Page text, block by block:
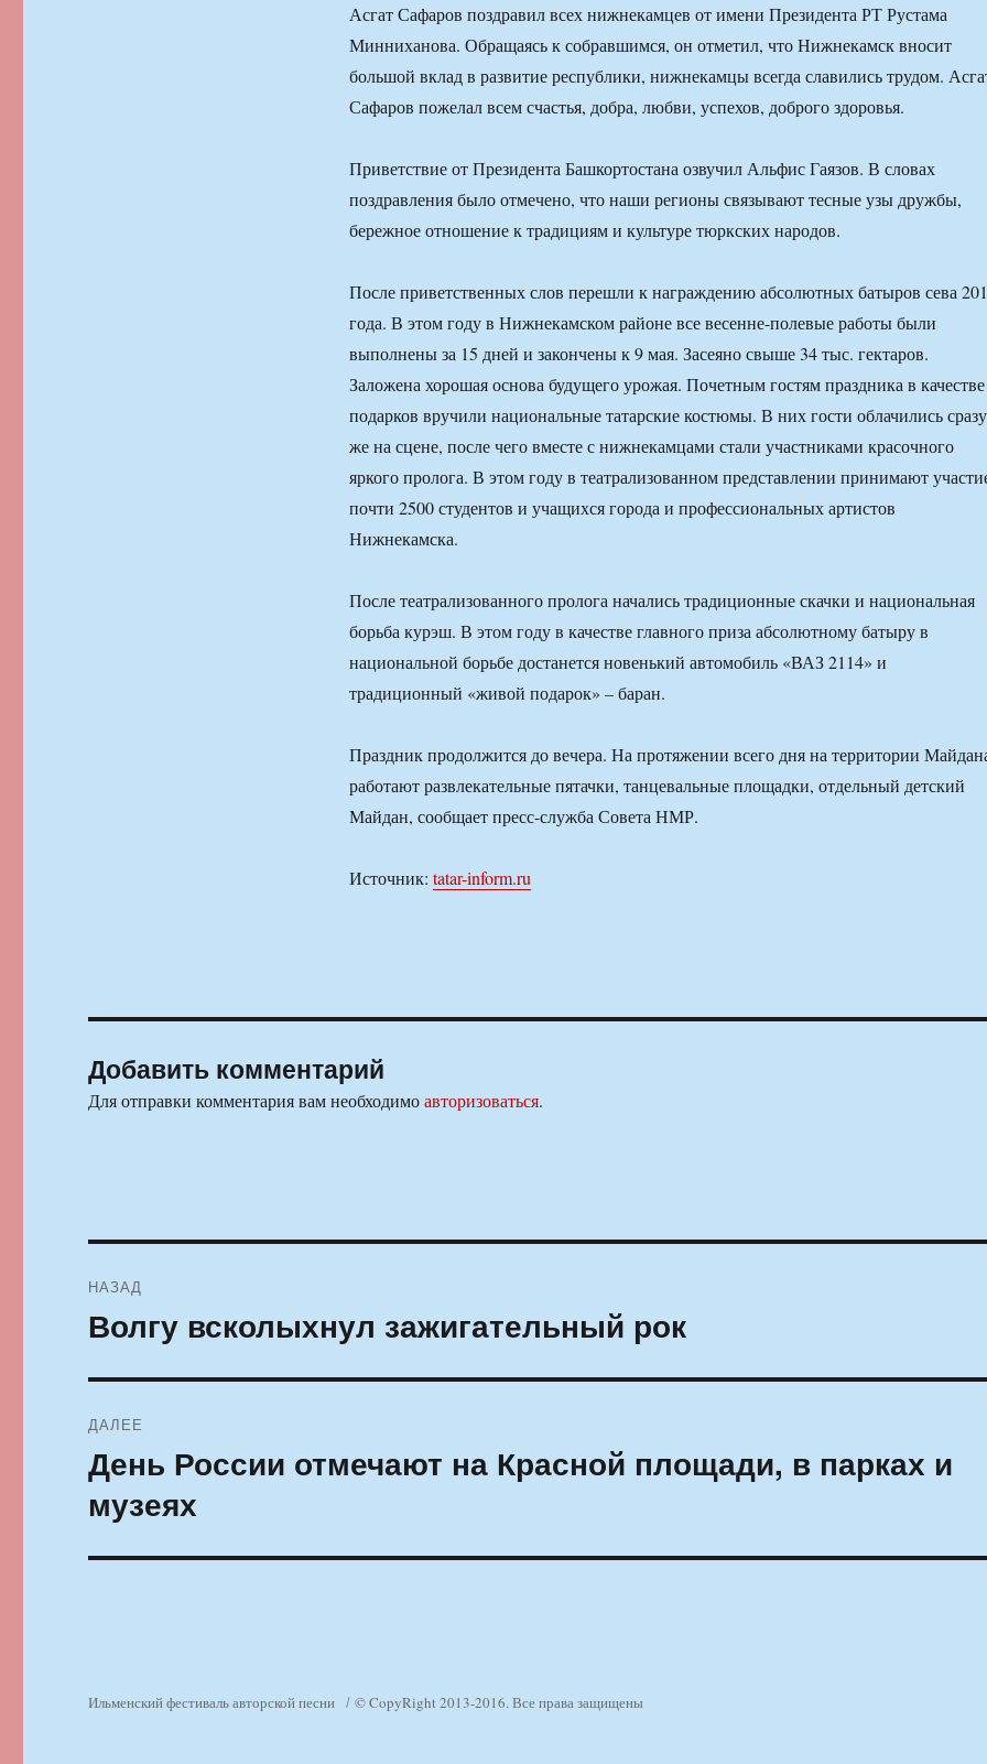
Асгат Сафаров поздравил всех нижнекамцев от имени Президента РТ Рустама
Минниханова. Обращаясь к собравшимся, он отметил, что Нижнекамск вносит
большой вклад в развитие республики, нижнекамцы всегда славились трудом.
Сафаров пожелал всем счастья, добра, любви, успехов, доброго здоровья.
Приветствие от Президента Башкортостана озвучил Альфис Гаязов. В словах
поздравления было отмечено, что наши регионы связывают тесные узы дружбы,
бережное отношение к традициям и культуре тюркских народов.
После приветственных слов перешли к награждению абсолютных батыров сева
года. В этом году в Нижнекамском районе все весенне-полевые работы были
выполнены за 15 дней и закончены к 9 мая. Засеяно свыше 34 тыс. гектаров.
Заложена хорошая основа будущего урожая. Почетным гостям праздника в качестве
подарков вручили национальные татарские костюмы. В них гости облачились сразу
же на сцене, после чего вместе с нижнекамцами стали участниками красочного
яркого пролога. В этом году в театрализованном представлении принимают
почти 2500 студентов и учащихся города и профессиональных артистов
Нижнекамска.
После театрализованного пролога начались традиционные скачки и национальная
борьба курэш. В этом году в качестве главного приза абсолютному батыру в
национальной борьбе достанется новенький автомобиль «ВАЗ 2114» и
традиционный «живой подарок» – баран.
Праздник продолжится до вечера. На протяжении всего дня на территории
работают развлекательные пятачки, танцевальные площадки, отдельный детский
Майдан, сообщает пресс-служба Совета НМР.
Источник: tatar-inform.ru
Добавить комментарий
Для отправки комментария вам необходимоавторизоваться.
по
НАЗАД
Предыдущая
Волгу всколыхнул зажигательный рок
ДАЛЕЕ
Следующая
запись:
День России отмечают на Красной площади, в парках и
музеях
Ильменский фестиваль авторской песни © CopyRight 2013-2016. Все права защищены